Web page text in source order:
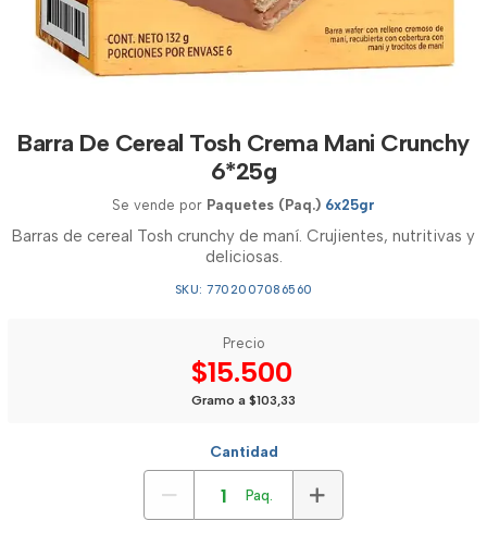
Barra De Cereal Tosh Crema Mani Crunchy
6*25g
Se vende por Paquetes (Paq.) 6x25gr
Barras de cereal Tosh crunchy de maní. Crujientes, nutritivas y
deliciosas.
SKU: 7702007086560
Precio
$15.500
Gramo a $103,33
Cantidad
Paq.